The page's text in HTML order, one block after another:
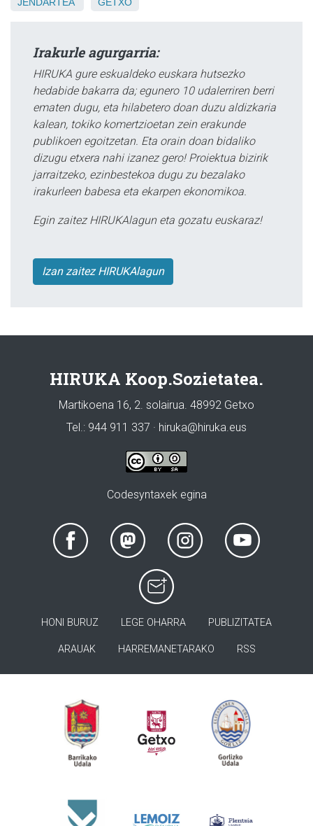
Irakurle agurgarria:
HIRUKA gure eskualdeko euskara hutsezko
hedabide bakarra da; egunero 10 udalerriren berri
ematen dugu, eta hilabetero doan duzu aldizkaria
kalean, tokiko komertzioetan zein erakunde
publikoen egoitzetan. Eta orain doan bidaliko
dizugu etxera nahi izanez gero! Proiektua bizirik
jarraitzeko, ezinbestekoa dugu zu bezalako
irakurleen babesa eta ekarpen ekonomikoa.
Egin zaitez HIRUKAlagun eta gozatu euskaraz!
Izan zaitez HIRUKAlagun
HIRUKA Koop.Sozietatea.
Martikoena 16, 2. solairua. 48992 Getxo
Tel.: 944 911 337 · hiruka@hiruka.eus
Codesyntaxek egina
HONI BURUZ LEGE OHARRA PUBLIZITATEA
ARAUAK HARREMANETARAKO RSS